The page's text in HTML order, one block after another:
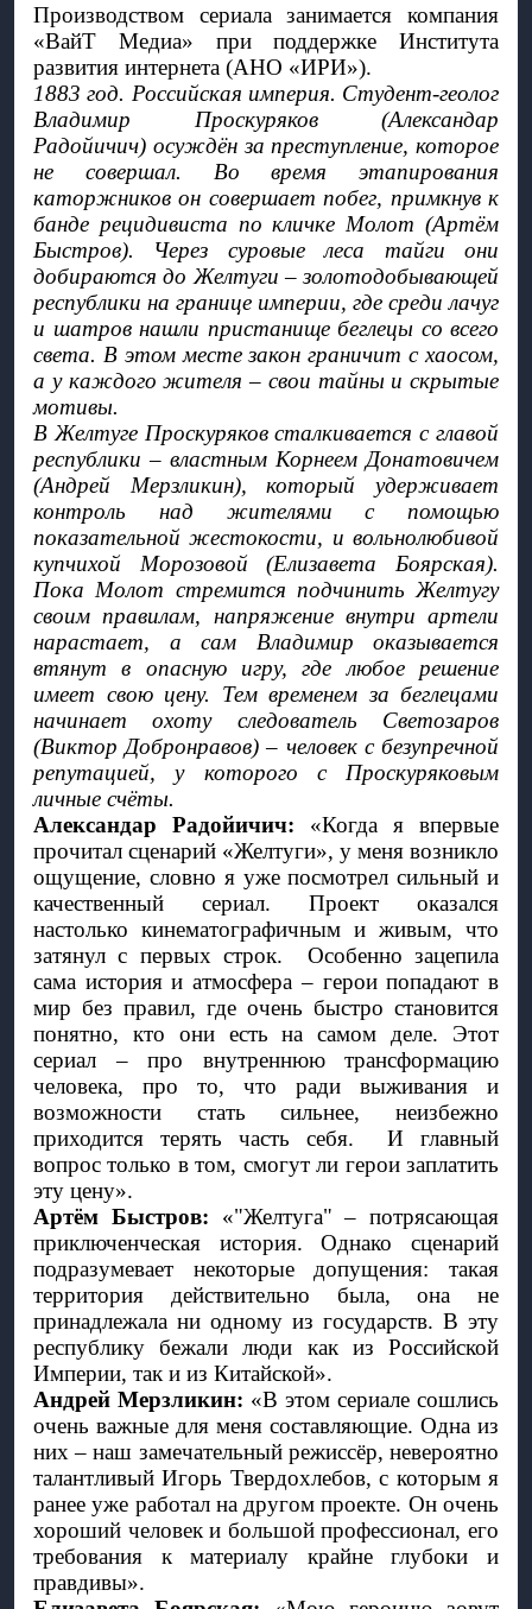
Производством сериала занимается компания
«ВайТ Медиа» при поддержке Института
развития интернета (АНО «ИРИ»).
1883 год. Российская империя. Студент-геолог
Владимир Проскуряков (Александар
Радойичич) осуждён за преступление, которое
не совершал. Во время этапирования
каторжников он совершает побег, примкнув к
банде рецидивиста по кличке Молот (Артём
Быстров). Через суровые леса тайги они
добираются до Желтуги – золотодобывающей
республики на границе империи, где среди лачуг
и шатров нашли пристанище беглецы со всего
света. В этом месте закон граничит с хаосом,
а у каждого жителя – свои тайны и скрытые
мотивы.
В Желтуге Проскуряков сталкивается с главой
республики – властным Корнеем Донатовичем
(Андрей Мерзликин), который удерживает
контроль над жителями с помощью
показательной жестокости, и вольнолюбивой
купчихой Морозовой (Елизавета Боярская).
Пока Молот стремится подчинить Желтугу
своим правилам, напряжение внутри артели
нарастает, а сам Владимир оказывается
втянут в опасную игру, где любое решение
имеет свою цену. Тем временем за беглецами
начинает охоту следователь Светозаров
(Виктор Добронравов) – человек с безупречной
репутацией, у которого с Проскуряковым
личные счёты.
Александар Радойичич: «Когда я впервые
прочитал сценарий «Желтуги», у меня возникло
ощущение, словно я уже посмотрел сильный и
качественный сериал. Проект оказался
настолько кинематографичным и живым, что
затянул с первых строк.  Особенно зацепила
сама история и атмосфера – герои попадают в
мир без правил, где очень быстро становится
понятно, кто они есть на самом деле. Этот
сериал – про внутреннюю трансформацию
человека, про то, что ради выживания и
возможности стать сильнее, неизбежно
приходится терять часть себя.  И главный
вопрос только в том, смогут ли герои заплатить
эту цену».
Артём Быстров: «"Желтуга" – потрясающая
приключенческая история. Однако сценарий
подразумевает некоторые допущения: такая
территория действительно была, она не
принадлежала ни одному из государств. В эту
республику бежали люди как из Российской
Империи, так и из Китайской».
Андрей Мерзликин: «В этом сериале сошлись
очень важные для меня составляющие. Одна из
них – наш замечательный режиссёр, невероятно
талантливый Игорь Твердохлебов, с которым я
ранее уже работал на другом проекте. Он очень
хороший человек и большой профессионал, его
требования к материалу крайне глубоки и
правдивы».